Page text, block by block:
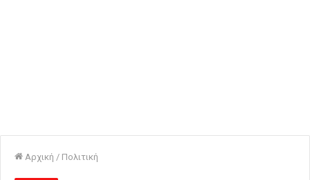
Αρχική / Πολιτική